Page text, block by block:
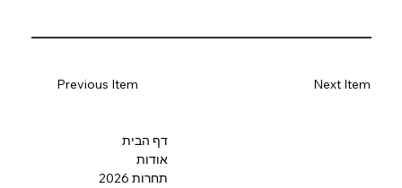
Next Item
Previous Item
דף הבית
אודות
תחרות 2026